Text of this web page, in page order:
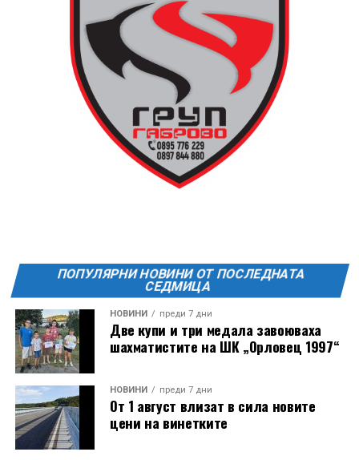
13 АВГУСТ (четвъртък)
19:00ч Групова тренировка с Йоанна Петрова от
20:00ч. Куиз вечер за обща култура
21:30ч. Прожекция на филма “Брънч за начинаещи”
Ще бъде хубаво – не някога и някъде, а тук и сега!
ПОПУЛЯРНИ НОВИНИ ОТ ПОСЛЕДНАТА
СЕДМИЦА
НОВИНИ преди 7 дни
Две купи и три медала завоюваха
шахматистите на ШК „Орловец 1997“
НОВИНИ преди 7 дни
От 1 август влизат в сила новите
цени на винетките